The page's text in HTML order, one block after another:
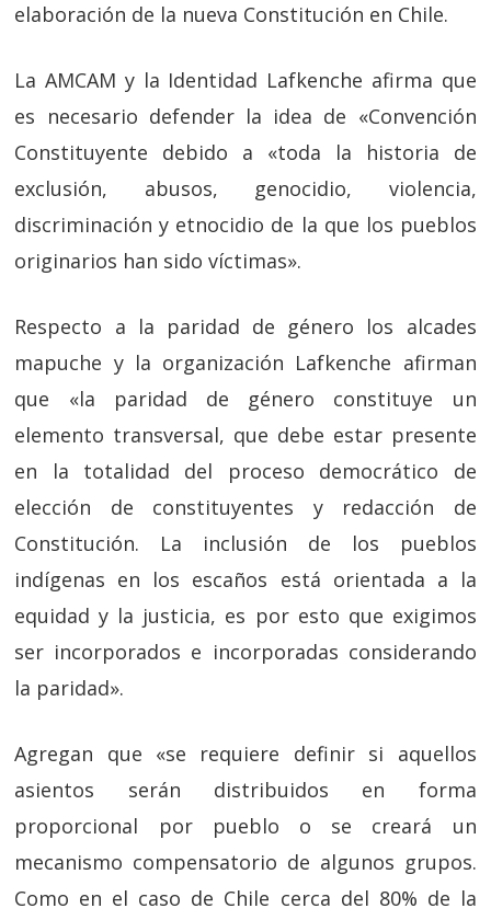
elaboración de la nueva Constitución en Chile.
La AMCAM y la Identidad Lafkenche afirma que
es necesario defender la idea de «Convención
Constituyente debido a «toda la historia de
exclusión, abusos, genocidio, violencia,
discriminación y etnocidio de la que los pueblos
originarios han sido víctimas».
Respecto a la paridad de género los alcades
mapuche y la organización Lafkenche afirman
que «la paridad de género constituye un
elemento transversal, que debe estar presente
en la totalidad del proceso democrático de
elección de constituyentes y redacción de
Constitución. La inclusión de los pueblos
indígenas en los escaños está orientada a la
equidad y la justicia, es por esto que exigimos
ser incorporados e incorporadas considerando
la paridad».
Agregan que «se requiere definir si aquellos
asientos serán distribuidos en forma
proporcional por pueblo o se creará un
mecanismo compensatorio de algunos grupos.
Como en el caso de Chile cerca del 80% de la